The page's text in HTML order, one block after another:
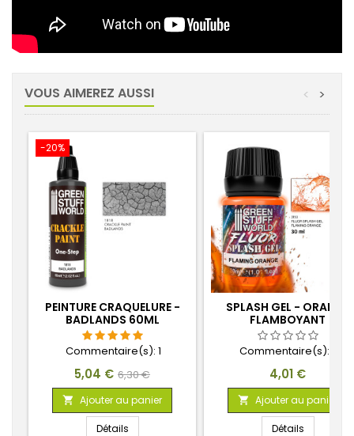
VOUS AIMEREZ AUSSI >
<
-20%
PEINTURE CRAQUELURE -
BADLANDS 60ML
Commentaire(s): 1
Prix
5,04 € Prix
de
base
6,30 €
 Ajouter au panier
Détails
SPLASH GEL - ORANGE
FLAMBOYANT
Commentaire(s):
Prix
4,01 €
 Ajouter au panier
Détails